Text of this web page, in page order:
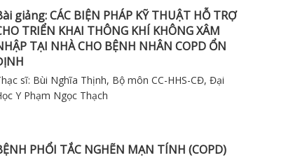
Vậy nên sử dụng loại nào cho phù hợp, tốt nhất?
giảng: CÁC BIỆN PHÁP KỸ THUẬT HỖ TRỢ
TRIỂN KHAI THÔNG KHÍ KHÔNG XÂM
TẠI NHÀ CHO BỆNH NHÂN COPD ỔN
sĩ: Bùi Nghĩa Thịnh, Bộ môn CC-HHS-CĐ, Đại
Học Y Phạm Ngọc Thạch
PHỔI TẮC NGHẼN MẠN TÍNH (COPD)